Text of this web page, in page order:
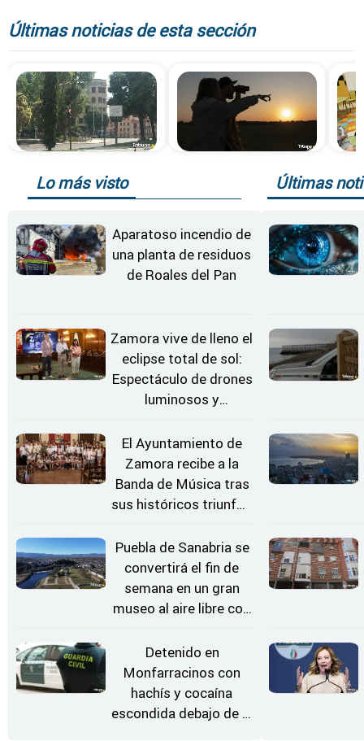
Últimas noticias de esta sección
Lo más visto
Aparatoso incendio de
una planta de residuos
de Roales del Pan
Zamora vive de lleno el
eclipse total de sol:
Espectáculo de drones
luminosos y
Estrellas
El Ayuntamiento de
Zamora recibe a la
Banda de Música tras
sus históricos triunfos
Puebla de Sanabria se
convertirá el fin de
semana en un gran
museo al aire libre con
Detenido en
Monfarracinos con
hachís y cocaína
escondida debajo de la
Últimas